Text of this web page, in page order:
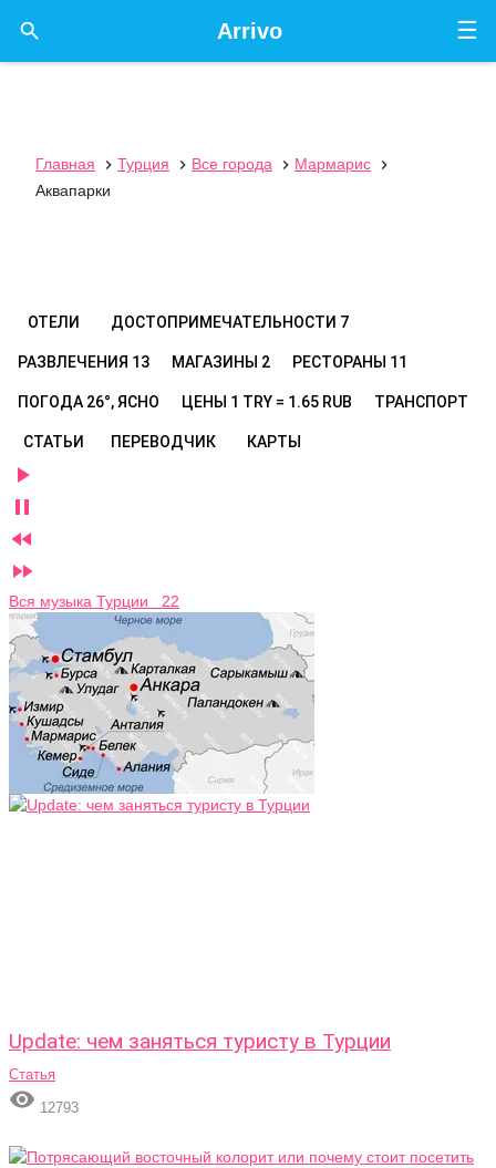
☰
Arrivo

Главная  Турция  Все города  Мармарис

Аквапарки
ОТЕЛИ ДОСТОПРИМЕЧАТЕЛЬНОСТИ 7
РАЗВЛЕЧЕНИЯ 13 МАГАЗИНЫ 2 РЕСТОРАНЫ 11
ПОГОДА 26°, ЯСНО ЦЕНЫ 1 TRY = 1.65 RUB ТРАНСПОРТ
СТАТЬИ ПЕРЕВОДЧИК КАРТЫ




Вся музыка Турции 22
Update: чем заняться туристу в Турции
Статья
 12793